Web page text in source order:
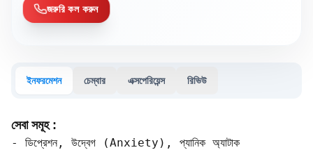
জরুরি কল করুন
ইনফরমেশন চেম্বার এক্সপেরিয়েন্স রিভিউ
সেবা সমূহ :
- ডিপ্রেশন, উদ্বেগ (Anxiety), প্যানিক অ্যাটাক